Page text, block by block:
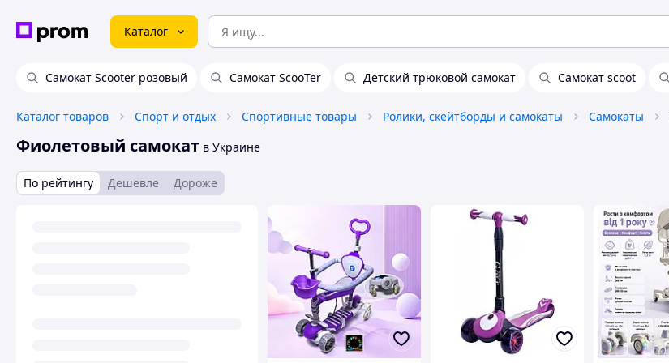
Каталог
Самокат Scooter розовый Самокат ScooTer Детский трюковой самокат Самокат scoot
Каталог товаров Спорт и отдых Спортивные товары Ролики, скейтборды и самокаты Самокаты
Фиолетовый самокат в Украине
По рейтингу Дешевле Дороже